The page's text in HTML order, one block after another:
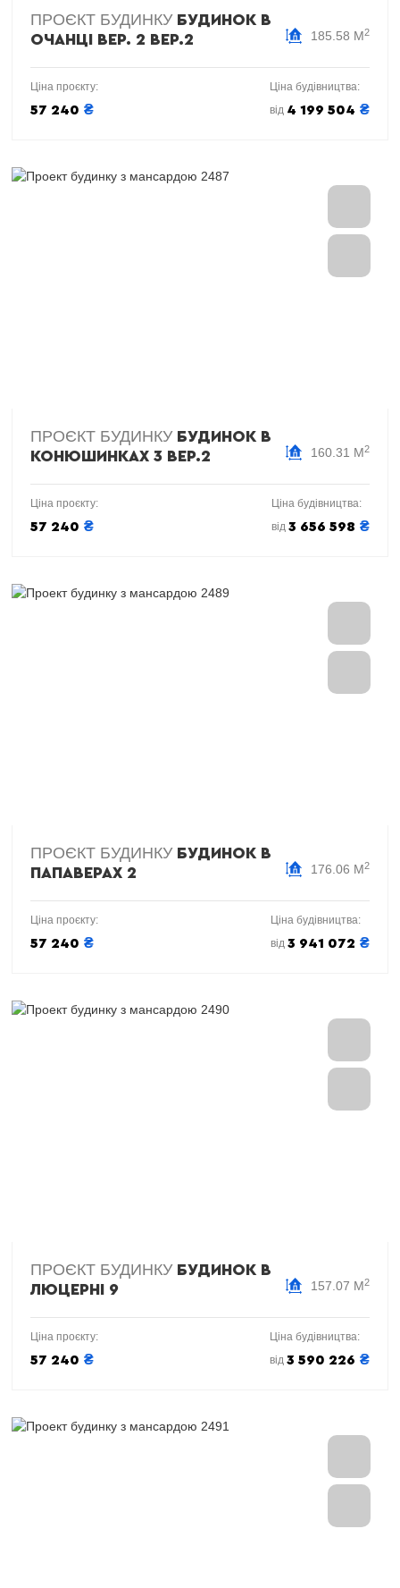
ПРОЄКТ БУДИНКУ БУДИНОК В
ОЧАНЦІ ВEP. 2 ВЕР.2
185.58 М2
Ціна проєкту:
57 240 ₴
Ціна будівництва:
від 4 199 504 ₴
ПРОЄКТ БУДИНКУ БУДИНОК В
КОНЮШИНКАХ 3 ВЕР.2
160.31 М2
Ціна проєкту:
57 240 ₴
Ціна будівництва:
від 3 656 598 ₴
ПРОЄКТ БУДИНКУ БУДИНОК В
ПАПАВЕРАХ 2
176.06 М2
Ціна проєкту:
57 240 ₴
Ціна будівництва:
від 3 941 072 ₴
ПРОЄКТ БУДИНКУ БУДИНОК В
ЛЮЦЕРНІ 9
157.07 М2
Ціна проєкту:
57 240 ₴
Ціна будівництва:
від 3 590 226 ₴